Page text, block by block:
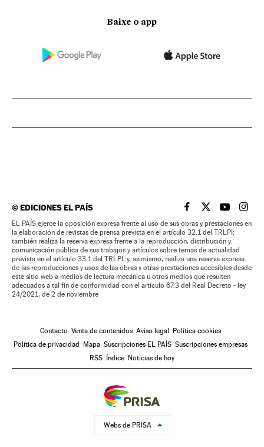
Baixe o app
©EDICIONES EL PAÍS EL PAÍS BRASIL EN
EL PAÍSEL PAÍS
EL
EL PAÍS ejerce la oposición expresa frente al uso de sus obras y prestaciones en
la elaboración de revistas de prensa prevista en el artículo 32.1 del TRLPI;
también realiza la reserva expresa frente a la reproducción, distribución y
comunicación pública de sus trabajos y artículos sobre temas de actualidad
prevista en el artículo 33.1 del TRLPI; y, asimismo, realiza una reserva expresa
de las reproducciones y usos de las obras y otras prestaciones accesibles desde
este sitio web a medios de lectura mecánica u otros medios que resulten
adecuados a tal fin de conformidad con el artículo 67.3 del Real Decreto - ley
24/2021, de 2 de noviembre
Contacto Venta de contenidos Aviso legal Política cookies
Política de privacidad Mapa Suscripciones EL PAÍS Suscripciones empresas
RSS Índice Noticias de hoy
Webs de PRISA